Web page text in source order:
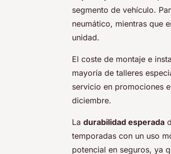
segmento de vehículo.
neumático, mientras que
unidad.
El coste de montaje e
mayoría de talleres
servicio en promociones
diciembre.
La durabilidad esperada
temporadas con un uso
potencial en seguros, ya